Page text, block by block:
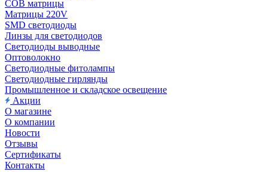
COB матрицы
Матрицы 220V
SMD светодиоды
Линзы для светодиодов
Светодиоды выводные
Оптоволокно
Светодиодные фитолампы
Светодиодные гирлянды
Промышленное и складское освещение
Акции
О магазине
О компании
Новости
Отзывы
Сертификаты
Контакты